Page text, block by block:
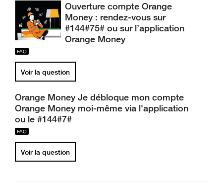
Ouverture compte Orange
Money : rendez-vous sur
#144#75# ou sur l’application
Orange Money
Voir la question
Orange Money Je débloque mon compte
Orange Money moi-même via l'application
ou le #144#7#
Voir la question